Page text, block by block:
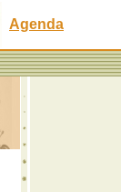
Agenda